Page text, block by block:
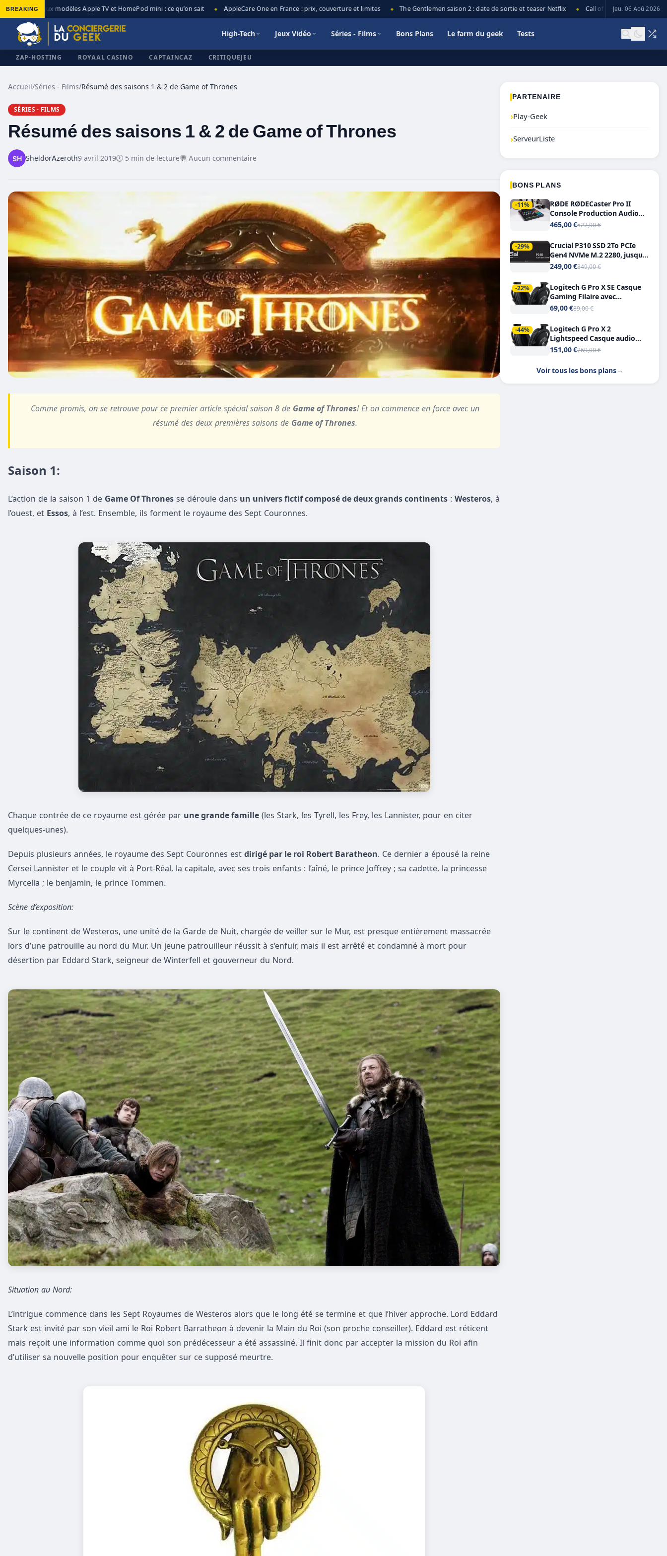
BREAKING
Nouveaux modèles Apple TV et HomePod mini : ce qu’on sait ◆ AppleCare One en France : prix, couverture et limites ◆ The Gentlemen saison 2 : date de sortie et teaser Netflix ◆ Call of Duty: Black Ops 7 lance
Jeu. 06 Aoû 2026
High-Tech Jeux Vidéo Séries - Films Bons Plans Le farm du geek Tests
ZAP-HOSTING ROYAAL CASINO CAPTAINCAZ CRITIQUEJEU
Accueil/Séries - Films/Résumé des saisons 1 & 2 de Game of Thrones
SÉRIES - FILMS
Résumé des saisons 1 & 2 de Game of Thrones
SheldorAzeroth9 avril 2019🕐 5 min de lecture💬 Aucun commentaire
Comme promis, on se retrouve pour ce premier article spécial saison 8 de Game of Thrones! Et on commence en force avec un
résumé des deux premières saisons de Game of Thrones.
Saison 1:
L’action de la saison 1 de Game Of Thrones se déroule dans un univers fictif composé de deux grands continents : Westeros, à
l’ouest, et Essos, à l’est. Ensemble, ils forment le royaume des Sept Couronnes.
Chaque contrée de ce royaume est gérée par une grande famille (les Stark, les Tyrell, les Frey, les Lannister, pour en citer
quelques-unes).
Depuis plusieurs années, le royaume des Sept Couronnes est dirigé par le roi Robert Baratheon. Ce dernier a épousé la reine
Cersei Lannister et le couple vit à Port-Réal, la capitale, avec ses trois enfants : l’aîné, le prince Joffrey ; sa cadette, la princesse
Myrcella ; le benjamin, le prince Tommen.
Scène d’exposition:
Sur le continent de Westeros, une unité de la Garde de Nuit, chargée de veiller sur le Mur, est presque entièrement massacrée
lors d’une patrouille au nord du Mur. Un jeune patrouilleur réussit à s’enfuir, mais il est arrêté et condamné à mort pour
désertion par Eddard Stark, seigneur de Winterfell et gouverneur du Nord.
Situation au Nord:
L’intrigue commence dans les Sept Royaumes de Westeros alors que le long été se termine et que l’hiver approche. Lord Eddard
Stark est invité par son vieil ami le Roi Robert Barratheon à devenir la Main du Roi (son proche conseiller). Eddard est réticent
mais reçoit une information comme quoi son prédécesseur a été assassiné. Il finit donc par accepter la mission du Roi afin
d’utiliser sa nouvelle position pour enquêter sur ce supposé meurtre.
PARTENAIRE
›Play-Geek
›ServeurListe
BONS PLANS
-11%
RØDE RØDECaster Pro II
Console Production Audio
Tout-en-Un, Bluetooth et
465,00 €522,00 €
-29%
Crucial P310 SSD 2To PCIe
Gen4 NVMe M.2 2280, jusqu’à
7.100 Mo/s
249,00 €349,00 €
-22%
Logitech G Pro X SE Casque
Gaming Filaire avec
Microphone Micro
7.1
69,00 €89,00 €
-44%
Logitech G Pro X 2
Lightspeed Casque audio
bluetooth
151,00 €269,00 €
Voir tous les bons plans→